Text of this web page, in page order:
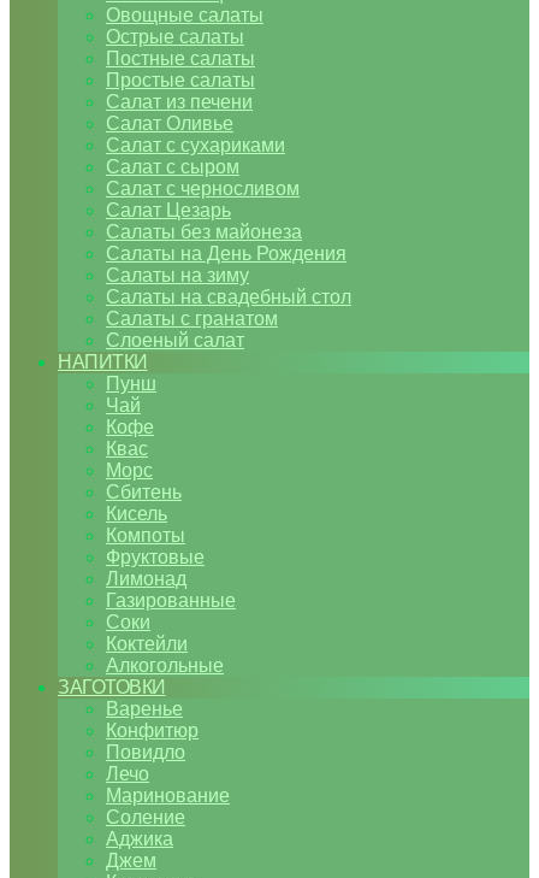
Овощные салаты
Острые салаты
Постные салаты
Простые салаты
Салат из печени
Салат Оливье
Салат с сухариками
Салат с сыром
Салат с черносливом
Салат Цезарь
Салаты без майонеза
Салаты на День Рождения
Салаты на зиму
Салаты на свадебный стол
Салаты с гранатом
Слоеный салат
НАПИТКИ
Пунш
Чай
Кофе
Квас
Морс
Сбитень
Кисель
Компоты
Фруктовые
Лимонад
Газированные
Соки
Коктейли
Алкогольные
ЗАГОТОВКИ
Варенье
Конфитюр
Повидло
Лечо
Маринование
Соление
Аджика
Джем